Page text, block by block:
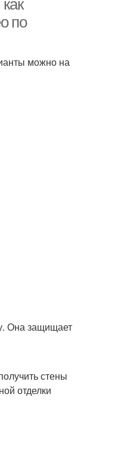
по
можно на
Она защищает
стены
отделки